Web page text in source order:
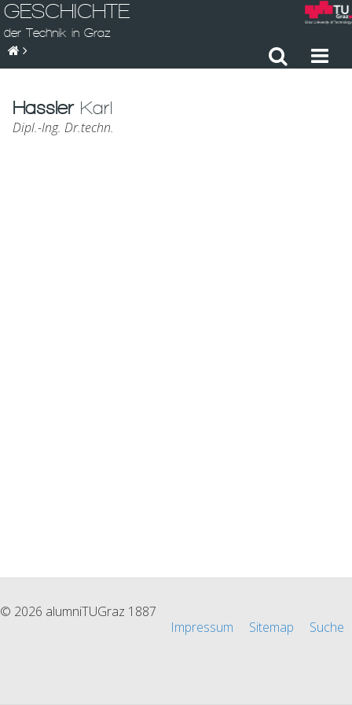
GESCHICHTE
der Technik in Graz
HasslerKarl
Dipl.-Ing. Dr.techn.
© 2026 alumniTUGraz 1887
Impressum
Sitemap Suche